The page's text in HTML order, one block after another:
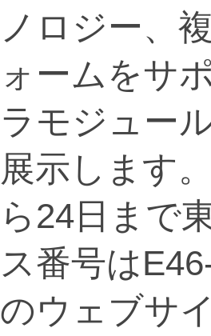
ノロジー、
ォームをサ
ラモジュー
展示します
ら24日まで
ス番号は
のウェブサ